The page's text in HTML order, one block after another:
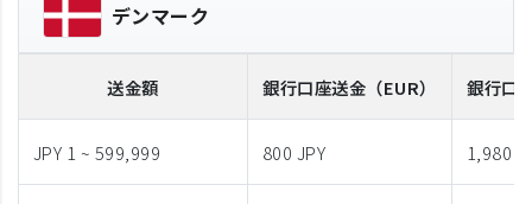
デンマーク
送金額 銀行口座送金 （EUR） 銀行口
JPY 1 ~ 599,999 800 JPY 1,980